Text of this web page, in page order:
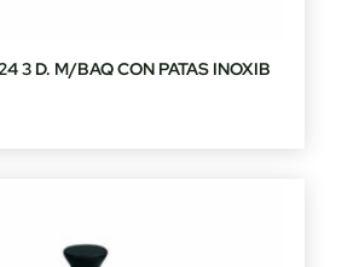
3 D. M/BAQ CON PATAS INOXIB